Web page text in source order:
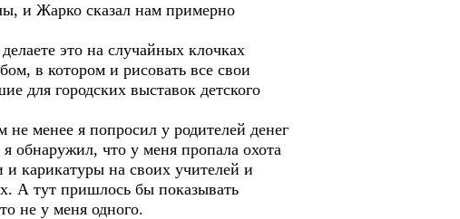
и Жарко сказал нам примерно
это на случайных клочках
в котором и рисовать все свои
для городских выставок детского
менее я попросил у родителей денег
обнаружил, что у меня пропала охота
карикатуры на своих учителей и
А тут пришлось бы показывать
не у меня одного.